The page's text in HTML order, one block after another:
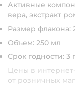
Активные
вера, экстракт
Размер флакона:
Объем: 250 мл
Срок годности: 3
Цены в
от розничных